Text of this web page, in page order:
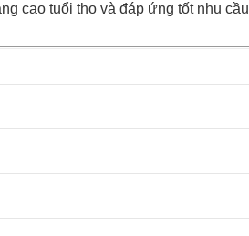
cao tuổi thọ và đáp ứng tốt nhu cầu